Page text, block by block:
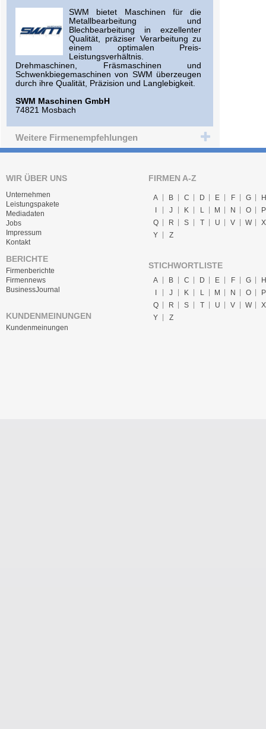
SWM bietet Maschinen für die
Metallbearbeitung und
Blechbearbeitung in exzellenter
Qualität, präziser Verarbeitung zu
einem optimalen Preis-
Leistungsverhältnis.
Drehmaschinen, Fräsmaschinen und
Schwenkbiegemaschinen von SWM überzeugen
durch ihre Qualität, Präzision und Langlebigkeit.
SWM Maschinen GmbH
74821 Mosbach
Weitere Firmenempfehlungen
WIR ÜBER UNS
Unternehmen
Leistungspakete
Mediadaten
Jobs
Impressum
Kontakt
BERICHTE
Firmenberichte
Firmennews
BusinessJournal
KUNDENMEINUNGEN
Kundenmeinungen
FIRMEN A-Z
A B C D E F G
H
J K L M N O
P
Q
R S T U V W
X
Y
Z
STICHWORTLISTE
A B C D E F G
H
I
J K L M N O
P
Q
R S T U V W
X
Y
Z